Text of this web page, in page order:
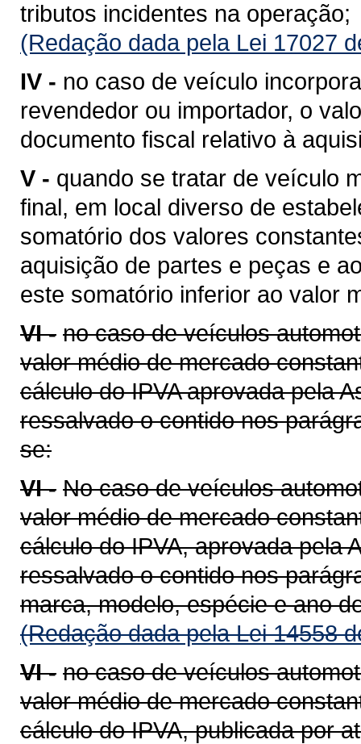
tributos incidentes na operação;
(Redação dada pela Lei 17027
IV - no caso de veículo
revendedor ou importador, o
documento fiscal relativo à
V - quando se tratar de veículo
final, em local diverso de
somatório dos valores
aquisição de partes e peças e
este somatório inferior ao valor
VI - no caso de veículos
valor médio de mercado
cálculo do IPVA aprovada pela
ressalvado o contido nos
se:
VI - No caso de veículos
valor médio de mercado
cálculo do IPVA, aprovada pela
ressalvado o contido nos
marca, modelo, espécie e ano
(Redação dada pela Lei 14558
VI - no caso de veículos
valor médio de mercado
cálculo do IPVA, publicada por